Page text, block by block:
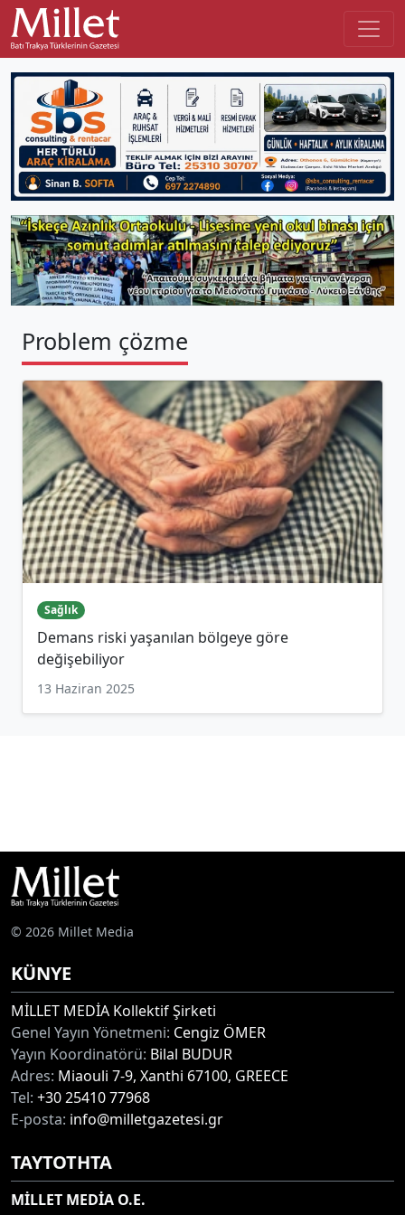
Problem çözme
Sağlık
Demans riski yaşanılan bölgeye göre
değişebiliyor
13 Haziran 2025
© 2026 Millet Media
KÜNYE
MİLLET MEDİA Kollektif Şirketi
Genel Yayın Yönetmeni: Cengiz ÖMER
Yayın Koordinatörü: Bilal BUDUR
Adres: Miaouli 7-9, Xanthi 67100, GREECE
Tel: +30 25410 77968
E-posta: info@milletgazetesi.gr
ΤΑΥΤΟΤΗΤΑ
MİLLET MEDİA O.E.